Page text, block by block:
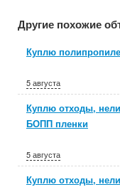
Другие похожие
Куплю
5 августа
Куплю отходы,
БОПП пленки
5 августа
Куплю отходы,